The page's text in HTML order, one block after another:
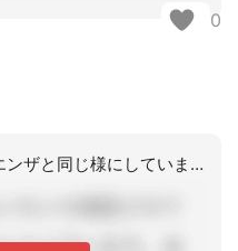
0
ご本人への対応は、インフルエンザと同じ様にしています。５類になってからは５日間の